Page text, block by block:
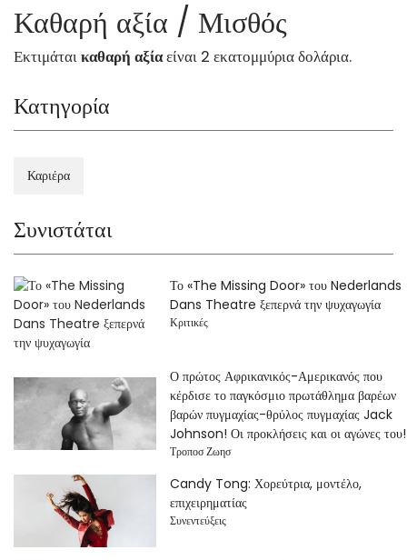
Καθαρή αξία / Μισθός
Εκτιμάταικαθαρή αξίαείναι 2 εκατομμύρια δολάρια.
Κατηγορία
Καριέρα
Συνιστάται
Το «The Missing Door» του Nederlands
Dans Theatre ξεπερνά την ψυχαγωγία
Κριτικές
Ο πρώτος Αφρικανικός-Αμερικανός που
κέρδισε το παγκόσμιο πρωτάθλημα βαρέων
βαρών πυγμαχίας-θρύλος πυγμαχίας Jack
Johnson! Οι προκλήσεις και οι αγώνες του!
Τροποσ Ζωησ
Candy Tong: Χορεύτρια, μοντέλο,
επιχειρηματίας
Συνεντεύξεις